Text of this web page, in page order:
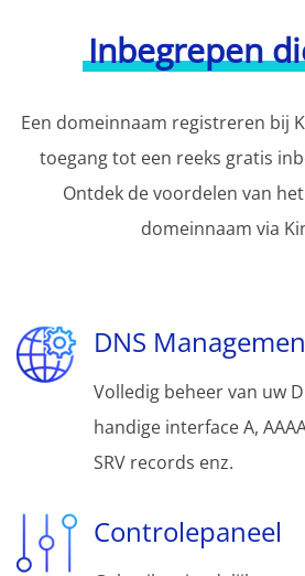
Inbegrepen
Een domeinnaam registreren bij
toegang tot een reeks gratis
Ontdek de voordelen van
domeinnaam via
DNS
Volledig beheer van uw
handige interface A,
SRV records enz.
Controlepaneel